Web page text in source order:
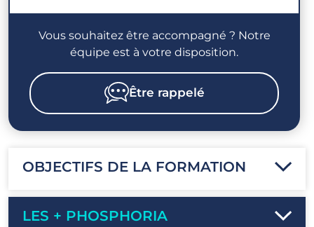
Vous souhaitez être accompagné ? Notre
équipe est à votre disposition.
Être rappelé
OBJECTIFS DE LA FORMATION
LES + PHOSPHORIA